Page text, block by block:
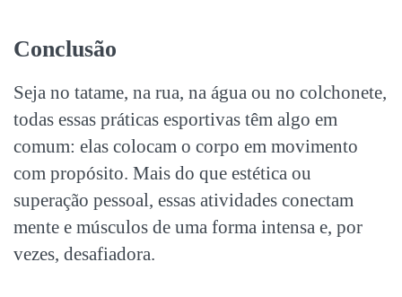
Conclusão
Seja no tatame, na rua, na água ou no colchonete,
todas essas práticas esportivas têm algo em
comum: elas colocam o corpo em movimento
com propósito. Mais do que estética ou
superação pessoal, essas atividades conectam
mente e músculos de uma forma intensa e, por
vezes, desafiadora.